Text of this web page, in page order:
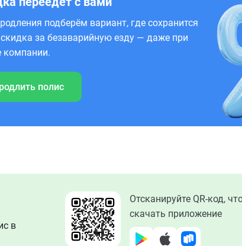
подберём вариант, где сохранится
за безаварийную езду — даже при
компании.
полис
в
Отсканируйте QR-код,
скачать приложение